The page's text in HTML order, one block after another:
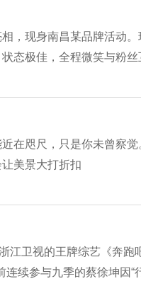
，现身南昌某品牌活动
态极佳，全程微笑与粉丝
在咫尺，只是你未曾察
美景大打折扣
江卫视的王牌综艺《奔跑
续参与九季的蔡徐坤因“